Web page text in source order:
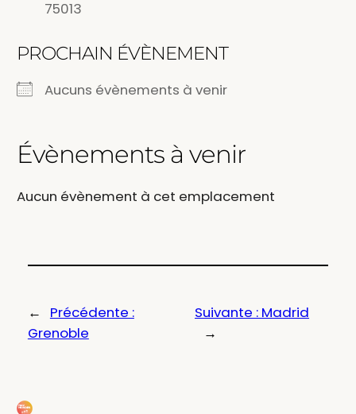
75013
PROCHAIN ÉVÈNEMENT
Aucuns évènements à venir
Évènements à venir
Aucun évènement à cet emplacement
←
Précédente :
Grenoble
Suivante : Madrid
→